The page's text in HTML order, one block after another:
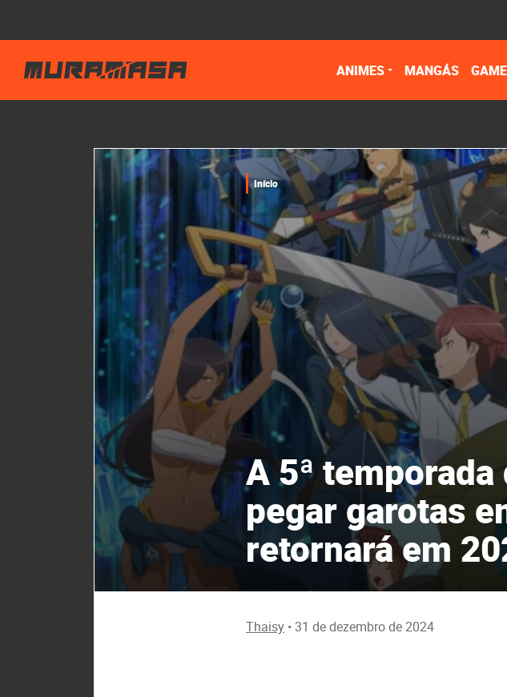
ANIMES MANGÁS
Início
A 5ª temporada
pegar garotas
retornará em
Thaisy •31 de dezembro de 2024